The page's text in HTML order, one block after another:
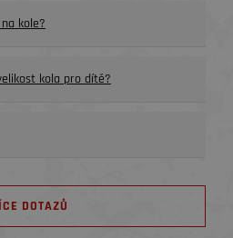
kole?
kola pro dítě?
DOTAZŮ